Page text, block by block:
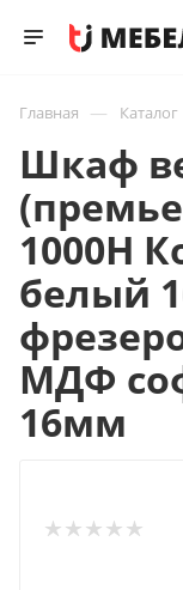
Главная — Каталог
Шкаф
1000Н
белый
МДФ
16мм